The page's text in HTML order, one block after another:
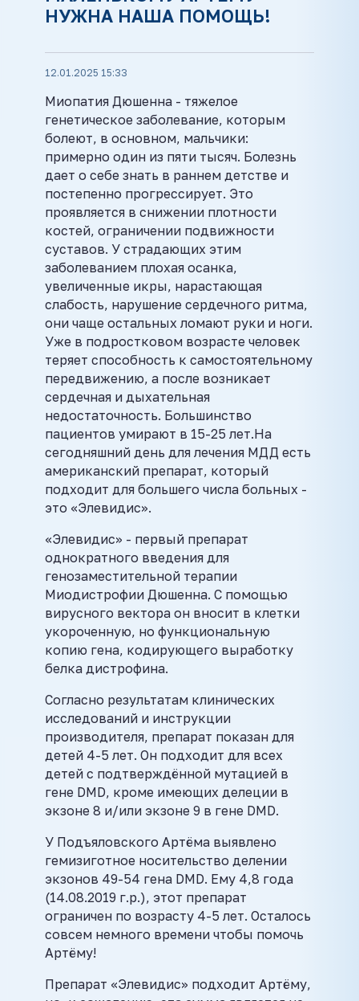
НУЖНА НАША ПОМОЩЬ!
12.01.2025 15:33
Миопатия Дюшенна - тяжелое
генетическое заболевание, которым
болеют, в основном, мальчики:
примерно один из пяти тысяч. Болезнь
дает о себе знать в раннем детстве и
постепенно прогрессирует. Это
проявляется в снижении плотности
костей, ограничении подвижности
суставов. У страдающих этим
заболеванием плохая осанка,
увеличенные икры, нарастающая
слабость, нарушение сердечного ритма,
они чаще остальных ломают руки и ноги.
Уже в подростковом возрасте человек
теряет способность к самостоятельному
передвижению, а после возникает
сердечная и дыхательная
недостаточность. Большинство
пациентов умирают в 15-25 лет.На
сегодняшний день для лечения МДД есть
американский препарат, который
подходит для большего числа больных -
это «Элевидис».
«Элевидис» - первый препарат
однократного введения для
генозаместительной терапии
Миодистрофии Дюшенна. С помощью
вирусного вектора он вносит в клетки
укороченную, но функциональную
копию гена, кодирующего выработку
белка дистрофина.
Согласно результатам клинических
исследований и инструкции
производителя, препарат показан для
детей 4-5 лет. Он подходит для всех
детей с подтверждённой мутацией в
гене DMD, кроме имеющих делеции в
экзоне 8 и/или экзоне 9 в гене DMD.
У Подъяловского Артёма выявлено
гемизиготное носительство делении
экзонов 49-54 гена DMD. Ему 4,8 года
(14.08.2019 г.р.), этот препарат
ограничен по возрасту 4-5 лет. Осталось
совсем немного времени чтобы помочь
Артёму!
Препарат «Элевидис» подходит Артёму,